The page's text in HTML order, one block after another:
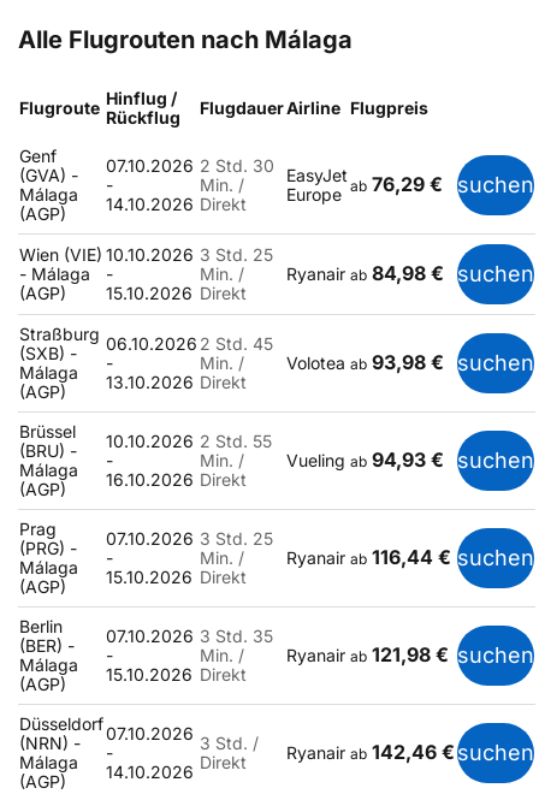
Alle Flugrouten nach Málaga
Flugroute Hinflug /
Rückflug
FlugdauerAirline Flugpreis
Genf
(GVA) -
Málaga
(AGP)
07.10.2026
-
14.10.2026
2 Std. 30
Min. /
Direkt
EasyJet
Europe ab 76,29 € suchen
Wien (VIE)
- Málaga
(AGP)
10.10.2026
-
15.10.2026
3 Std. 25
Min. /
Direkt
Ryanair ab 84,98 € suchen
Straßburg
(SXB) -
Málaga
(AGP)
06.10.2026
-
13.10.2026
2 Std. 45
Min. /
Direkt
Volotea ab 93,98 € suchen
Brüssel
(BRU) -
Málaga
(AGP)
10.10.2026
-
16.10.2026
2 Std. 55
Min. /
Direkt
Vueling ab 94,93 € suchen
Prag
(PRG) -
Málaga
(AGP)
07.10.2026
-
15.10.2026
3 Std. 25
Min. /
Direkt
Ryanair ab 116,44 € suchen
Berlin
(BER) -
Málaga
(AGP)
07.10.2026
-
15.10.2026
3 Std. 35
Min. /
Direkt
Ryanair ab 121,98 € suchen
Düsseldorf
(NRN) -
Málaga
(AGP)
07.10.2026
-
14.10.2026
3 Std. /
Direkt
Ryanair ab 142,46 €suchen